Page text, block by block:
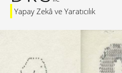
Yapay Zekâ ve Yaratıcılık